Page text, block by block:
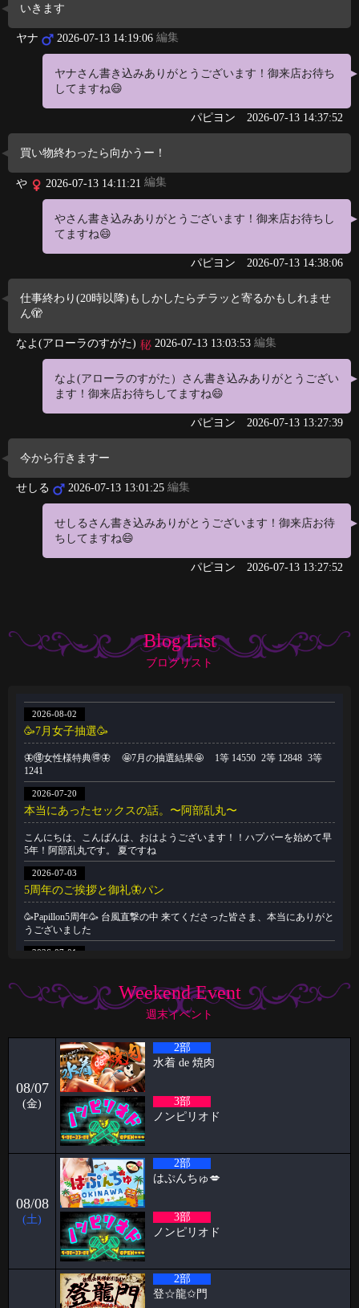
いきます
ヤナ 2026-07-13 14:19:06 編集
ヤナさん書き込みありがとうございます！御来店お待ち
してますね😄
パピヨン 2026-07-13 14:37:52
買い物終わったら向かうー！
や 2026-07-13 14:11:21 編集
やさん書き込みありがとうございます！御来店お待ちし
てますね😄
パピヨン 2026-07-13 14:38:06
仕事終わり(20時以降)もしかしたらチラッと寄るかもしれませ
ん🫣
なよ(アローラのすがた) 2026-07-13 13:03:53 編集
なよ(アローラのすがた）さん書き込みありがとうござい
ます！御来店お待ちしてますね😄
パピヨン 2026-07-13 13:27:39
今から行きますー
せしる 2026-07-13 13:01:25 編集
せしるさん書き込みありがとうございます！御来店お待
ちしてますね😄
パピヨン 2026-07-13 13:27:52
Blog List
ブログリスト
2026-08-02
🥳7月女子抽選🥳
🦋🉐女性様特典🉐🦋 🤩7月の抽選結果🤩 1等 14550 2等 12848 3等
1241
2026-07-20
本当にあったセックスの話。〜阿部乱丸〜
こんにちは、こんばんは、おはようございます！！ハプバーを始めて早
5年！阿部乱丸です。 夏ですね
2026-07-03
5周年のご挨拶と御礼🦋パン
🥳Papillon5周年🥳 台風直撃の中 来てくださった皆さま、本当にありがと
うございました
2026-07-01
🦋🉐女性様特典🉐🦋 🤩6月の抽選結果🤩 1等 11822 2等 7274 3等
祝🎊🎊5周年🦋🦋と雨の日の公園
ハプニングバーのスタッフをやらせてもらってます！！ ケイタです🦋
いつもPapillon
2026-06-09
パンブログ「雨の日」
お久しぶりです！ スタッフのパンです！ やっと台風「チャンミー」が
去りましたね。
2026-06-03
🥳5月女子抽選🥳
🦋🉐女性様特典🉐🦋 🤩5月の抽選結果🤩 1等 4460 2等 11626 3等
7380 当選
2026-05-15
すずブログ🦋パピヨン週末イベント
Weekend Event
週末イベント
08/07
(金)
2部
水着 de 焼肉
3部
ノンピリオド
08/08
(土)
2部
はぷんちゅ💋
3部
ノンピリオド
2部
登‪☆龍✩門